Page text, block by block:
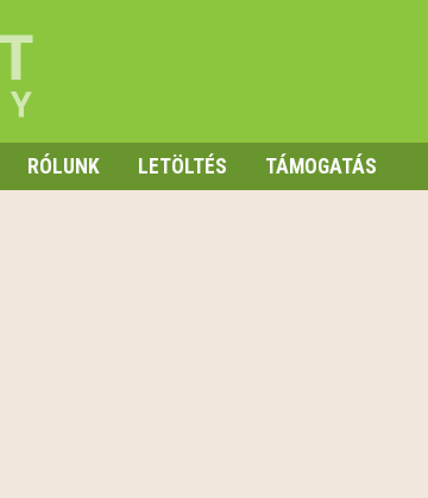
RÓLUNK LETÖLTÉS TÁMOGATÁS